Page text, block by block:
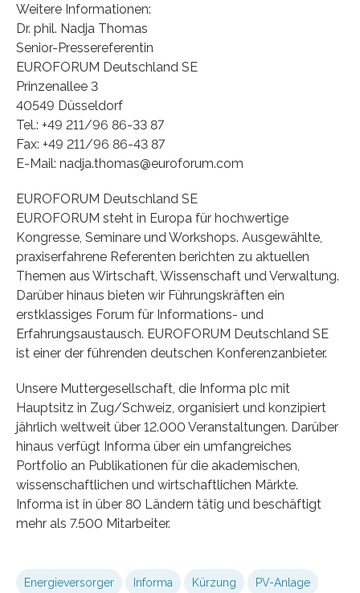
Weitere Informationen:
Dr. phil. Nadja Thomas
Senior-Pressereferentin
EUROFORUM Deutschland SE
Prinzenallee 3
40549 Düsseldorf
Tel.: +49 211/96 86-33 87
Fax: +49 211/96 86-43 87
E-Mail: nadja.thomas@euroforum.com
EUROFORUM Deutschland SE
EUROFORUM steht in Europa für hochwertige
Kongresse, Seminare und Workshops. Ausgewählte,
praxiserfahrene Referenten berichten zu aktuellen
Themen aus Wirtschaft, Wissenschaft und Verwaltung.
Darüber hinaus bieten wir Führungskräften ein
erstklassiges Forum für Informations- und
Erfahrungsaustausch. EUROFORUM Deutschland SE
ist einer der führenden deutschen Konferenzanbieter.
Unsere Muttergesellschaft, die Informa plc mit
Hauptsitz in Zug/Schweiz, organisiert und konzipiert
jährlich weltweit über 12.000 Veranstaltungen. Darüber
hinaus verfügt Informa über ein umfangreiches
Portfolio an Publikationen für die akademischen,
wissenschaftlichen und wirtschaftlichen Märkte.
Informa ist in über 80 Ländern tätig und beschäftigt
mehr als 7.500 Mitarbeiter.
Energieversorger Informa Kürzung PV-Anlage